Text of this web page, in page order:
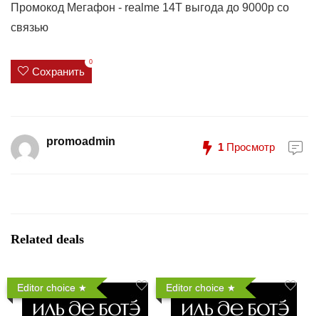
Промокод Мегафон - realme 14T выгода до 9000р со
связью
Сохранить
0
promoadmin 1 Просмотр
Related deals
Editor choice Editor choice